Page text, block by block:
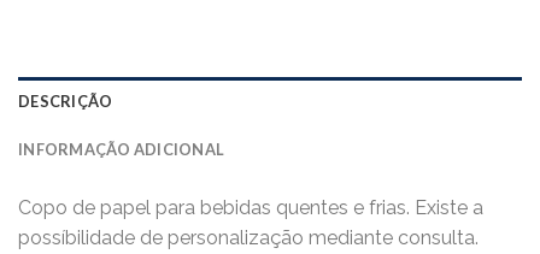
DESCRIÇÃO
INFORMAÇÃO ADICIONAL
Copo de papel para bebidas quentes e frias. Existe a
possíbilidade de personalização mediante consulta.